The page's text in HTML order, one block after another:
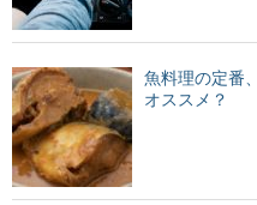
魚料理の定番
オススメ？